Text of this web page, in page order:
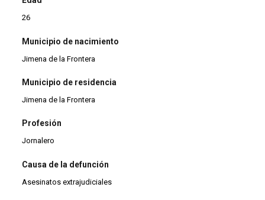
26
Municipio de nacimiento
Jimena de la Frontera
Municipio de residencia
Jimena de la Frontera
Profesión
Jornalero
Causa de la defunción
Asesinatos extrajudiciales